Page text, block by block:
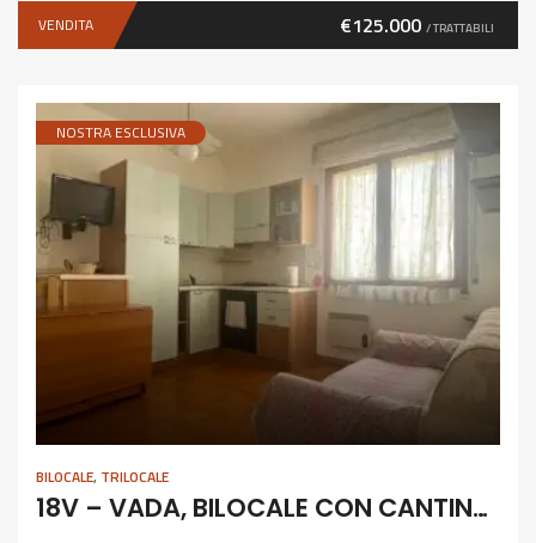
VENDITA €125.000 / TRATTABILI
NOSTRA ESCLUSIVA
BILOCALE, TRILOCALE
18V – VADA, BILOCALE CON CANTINA COMUNICANTE